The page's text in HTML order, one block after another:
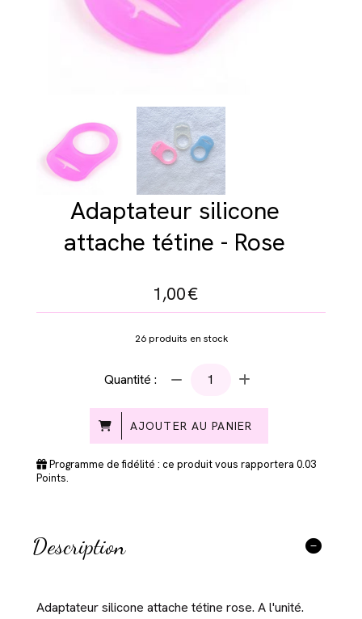
Adaptateur silicone
attache tétine - Rose
1,00€
26produits en stock
Quantité :
AJOUTER AU PANIER
Programme de fidélité : ce produit vous rapportera 0.03
Points.
Description
Adaptateur silicone attache tétine rose. A l'unité.